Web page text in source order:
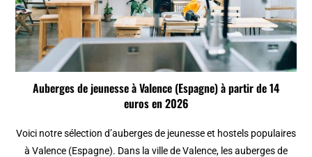
Auberges de jeunesse à Valence (Espagne) à partir de 14
euros en 2026
Voici notre sélection d’auberges de jeunesse et hostels populaires
à Valence (Espagne). Dans la ville de Valence, les auberges de